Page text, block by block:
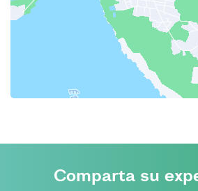
Comparta su